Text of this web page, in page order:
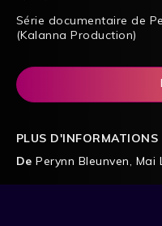
Série documentaire de
(Kalanna Production)
PLUS D'INFORMATIONS
De Perynn Bleunven, Mai